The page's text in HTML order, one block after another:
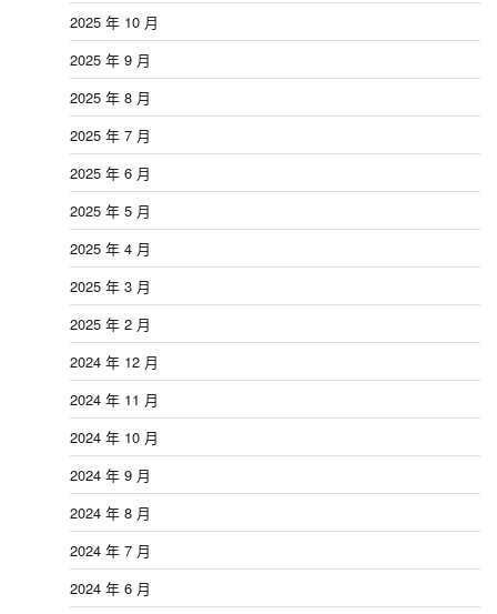
2025 年 10 月
2025 年 9 月
2025 年 8 月
2025 年 7 月
2025 年 6 月
2025 年 5 月
2025 年 4 月
2025 年 3 月
2025 年 2 月
2024 年 12 月
2024 年 11 月
2024 年 10 月
2024 年 9 月
2024 年 8 月
2024 年 7 月
2024 年 6 月